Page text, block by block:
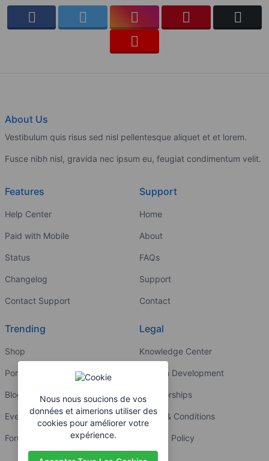
About Us
Vestibulum quis risus sed nisl pellentesque aliquet et et lorem.
Fusce nibh nisl, gravida nec ipsum eu, feugiat condimentum velit.
Features
Help Center
Paid with Mobile
Status
Changelog
Contact Support
Support
Home
About
FAQs
Support
Contact
Trending
Shop
Portfolio
Blog
Events
Forums
Legal
Knowledge Center
Custom Development
Sponsorships
Terms & Conditions
Privacy Policy
Nous nous soucions de vos
données et aimerions utiliser des
cookies pour améliorer votre
expérience.